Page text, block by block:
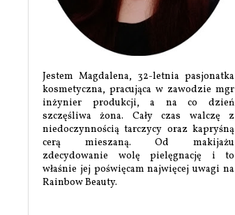
Jestem Magdalena, 32-letnia pasjonatka
kosmetyczna, pracująca w zawodzie mgr
inżynier produkcji, a na co dzień
szczęśliwa żona. Cały czas walczę z
niedoczynnością tarczycy oraz kapryśną
cerą mieszaną. Od makijażu
zdecydowanie wolę pielęgnację i to
właśnie jej poświęcam najwięcej uwagi na
Rainbow Beauty.